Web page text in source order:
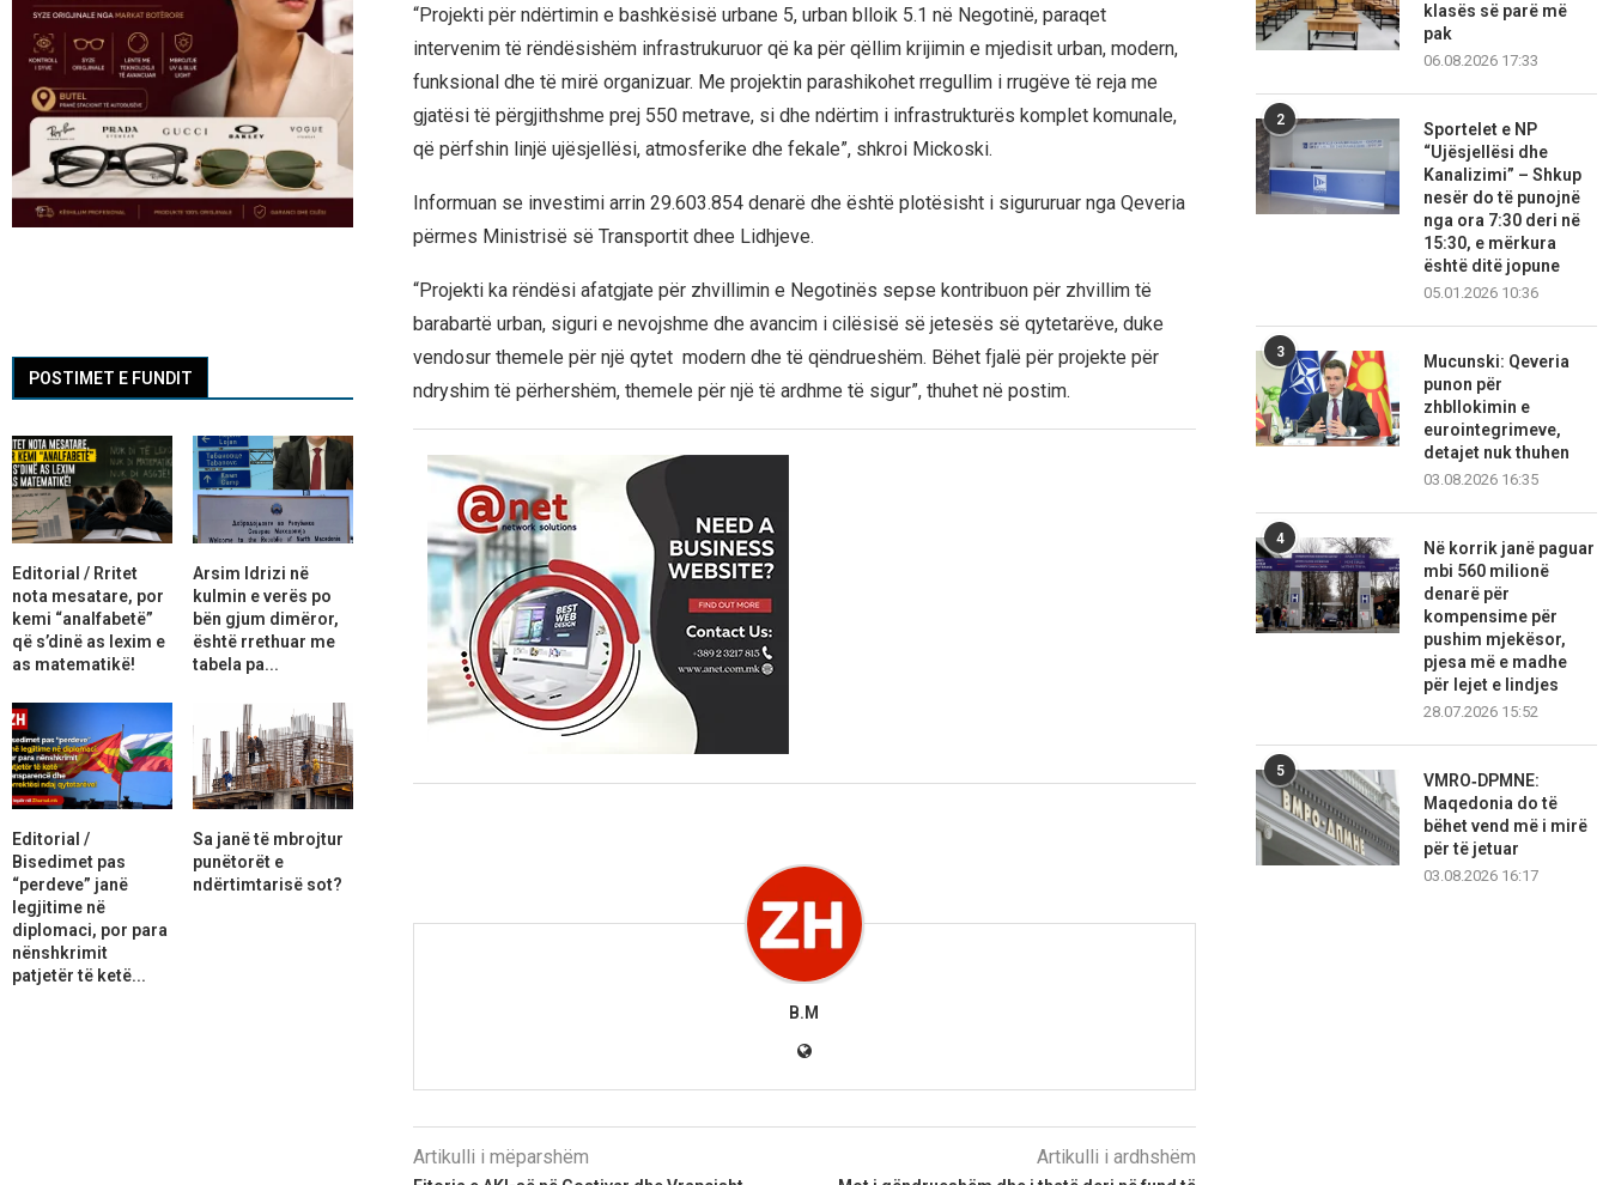
“Projekti për ndërtimin e bashkësisë urbane 5, urban blloik 5.1 në Negotinë, paraqet
intervenim të rëndësishëm infrastrukuruor që ka për qëllim krijimin e mjedisit urban, modern,
funksional dhe të mirë organizuar. Me projektin parashikohet rregullim i rrugëve të reja me
gjatësi të përgjithshme prej 550 metrave, si dhe ndërtim i infrastrukturës komplet komunale,
që përfshin linjë ujësjellësi, atmosferike dhe fekale”, shkroi Mickoski.
Informuan se investimi arrin 29.603.854 denarë dhe është plotësisht i sigururuar nga Qeveria
përmes Ministrisë së Transportit dhee Lidhjeve.
“Projekti ka rëndësi afatgjate për zhvillimin e Negotinës sepse kontribuon për zhvillim të
barabartë urban, siguri e nevojshme dhe avancim i cilësisë së jetesës së qytetarëve, duke
vendosur themele për një qytet modern dhe të qëndrueshëm. Bëhet fjalë për projekte për
ndryshim të përhershëm, themele për një të ardhme të sigur”, thuhet në postim.
B.M
Artikulli i mëparshëm Artikulli i ardhshëm
klasës së parë më
pak
06.08.2026 17:33
2
Sportelet e NP
“Ujësjellësi dhe
Kanalizimi” – Shkup
nesër do të punojnë
nga ora 7:30 deri në
15:30, e mërkura
është ditë jopune
05.01.2026 10:36
3
Mucunski: Qeveria
punon për
zhbllokimin e
eurointegrimeve,
detajet nuk thuhen
03.08.2026 16:35
4
Në korrik janë paguar
mbi 560 milionë
denarë për
kompensime për
pushim mjekësor,
pjesa më e madhe
për lejet e lindjes
28.07.2026 15:52
5
VMRO‑DPMNE:
Maqedonia do të
bëhet vend më i mirë
për të jetuar
03.08.2026 16:17
POSTIMET E FUNDIT
Editorial / Rritet
nota mesatare, por
kemi “analfabetë”
që s’dinë as lexim e
as matematikë!
Arsim Idrizi në
kulmin e verës po
bën gjum dimëror,
është rrethuar me
tabela pa...
Editorial /
Bisedimet pas
“perdeve” janë
legjitime në
diplomaci, por para
nënshkrimit
patjetër të ketë...
Sa janë të mbrojtur
punëtorët e
ndërtimtarisë sot?